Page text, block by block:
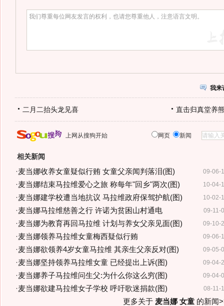
我来
二月二抬头龙见喜 直击归真堂养
上网从搜狗开始 网页 新闻
相关新闻
09-06-
·麦当娜收养女童疑似行贿 女童父亲闻判落泪(图)
10-04-
·麦当娜结束马拉维爱心之旅 称每年"回乡"两次(图)
10-02-
·麦当娜建学校遭当地抗议 马拉维政府保驾护航(图)
09-11-
·麦当娜马拉维慈善之行 许诺为贫困山村通电
09-10-
·麦当娜为教育再回马拉维 计划与养女父亲见面(图)
09-06-
·麦当娜领养马拉维女童梅西疑似行贿
09-05-
·麦当娜欲领养4岁女童马拉维 其亲生父亲反对(图)
09-04-
·麦当娜坚持领养马拉维女童 已经提出上诉(图)
09-04-
·麦当娜养子马拉维问生父:为什么你这么穷(图)
08-11-
·麦当娜欲建马拉维女子学校 呼吁歌迷捐款(图)
更多关于 麦当娜 女童的新闻